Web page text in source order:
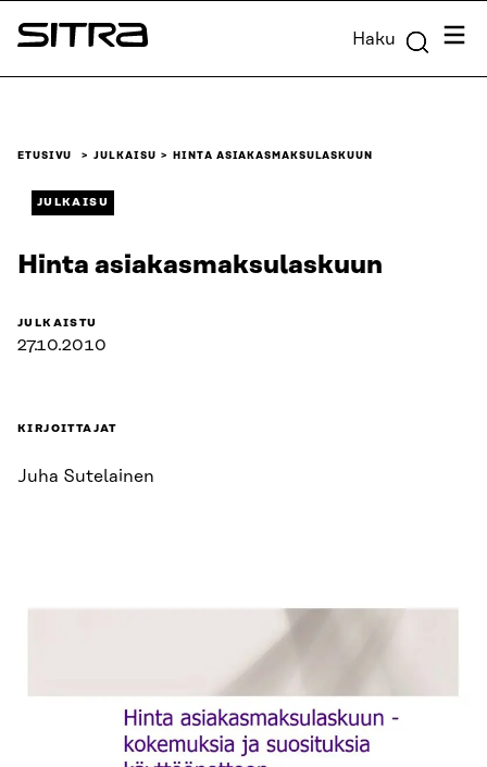
Siirry
suoraan
Sitra Haku
ETUSIVU JULKAISU HINTA ASIAKASMAKSULASKUUN
JULKAISU
Hinta asiakasmaksulaskuun
JULKAISTU
27.10.2010
KIRJOITTAJAT
Juha Sutelainen